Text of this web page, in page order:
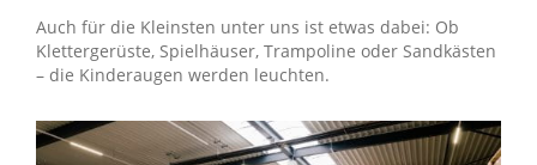
Auch für die Kleinsten unter uns ist etwas dabei: Ob
Klettergerüste, Spielhäuser, Trampoline oder Sandkästen
– die Kinderaugen werden leuchten.